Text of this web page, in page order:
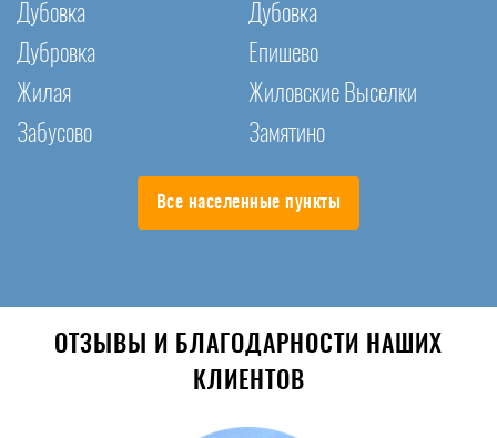
Дубовка
Дубовка
Дубровка
Епишево
Жилая
Жиловские Выселки
Забусово
Замятино
Все населенные пункты
ОТЗЫВЫ И БЛАГОДАРНОСТИ НАШИХ
КЛИЕНТОВ